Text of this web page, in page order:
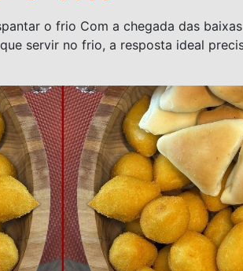
o frio Com a chegada das
servir no frio, a resposta ideal